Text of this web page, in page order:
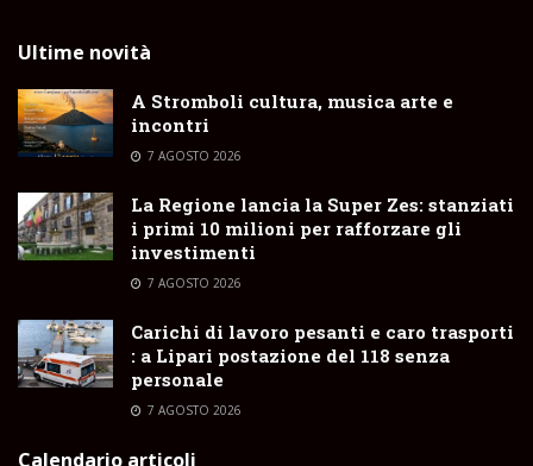
Ultime novità
A Stromboli cultura, musica arte e
incontri
7 AGOSTO 2026
La Regione lancia la Super Zes: stanziati
i primi 10 milioni per rafforzare gli
investimenti
7 AGOSTO 2026
Carichi di lavoro pesanti e caro trasporti
: a Lipari postazione del 118 senza
personale
7 AGOSTO 2026
Calendario articoli